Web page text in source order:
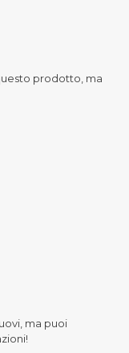
prodotto, ma
ma puoi